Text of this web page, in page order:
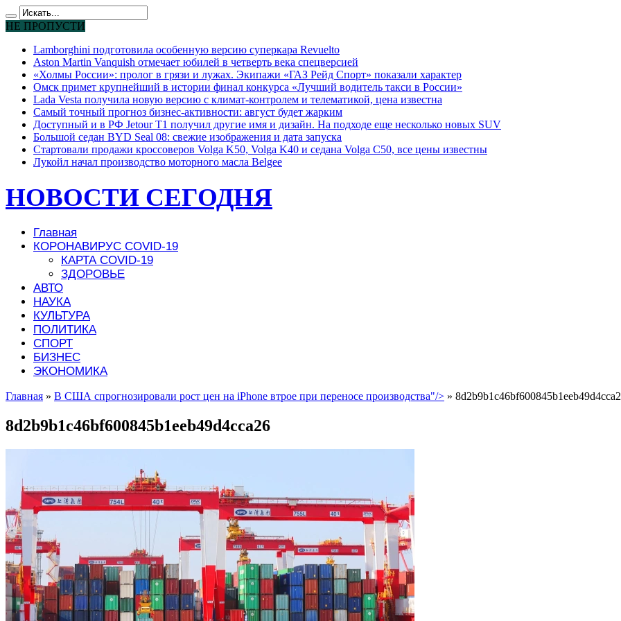
НЕ ПРОПУСТИ
Lamborghini подготовила особенную версию суперкара Revuelto
Aston Martin Vanquish отмечает юбилей в четверть века спецверсией
«Холмы России»: пролог в грязи и лужах. Экипажи «ГАЗ Рейд Спорт» показали характер
Омск примет крупнейший в истории финал конкурса «Лучший водитель такси в России»
Lada Vesta получила новую версию с климат-контролем и телематикой, цена известна
Самый точный прогноз бизнес-активности: август будет жарким
Доступный и в РФ Jetour T1 получил другие имя и дизайн. На подходе еще несколько новых SUV
Большой седан BYD Seal 08: свежие изображения и дата запуска
Стартовали продажи кроссоверов Volga K50, Volga K40 и седана Volga C50, все цены известны
Лукойл начал производство моторного масла Belgee
НОВОСТИ СЕГОДНЯ
Главная
КОРОНАВИРУС COVID-19
КАРТА COVID-19
ЗДОРОВЬЕ
АВТО
НАУКА
КУЛЬТУРА
ПОЛИТИКА
СПОРТ
БИЗНЕС
ЭКОНОМИКА
Главная » В США спрогнозировали рост цен на iPhone втрое при переносе производства"/> »
8d2b9b1c46bf600845b1eeb49d4cca26